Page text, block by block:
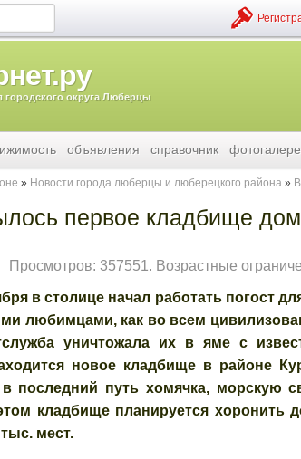
городского округа Люберцы
объявления справочник
Новости города люберцы и люберецкого района
первое кладбище
Просмотров: 357551. Возрастные
в столице начал работать погост
любимцами, как во всем
уничтожала их в яме с
новое кладбище в районе
в последний путь хомячка, морскую
кладбище планируется
мест.